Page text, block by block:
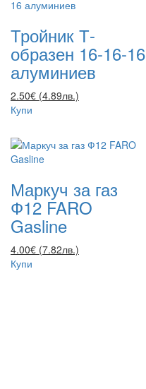
Тройник Т-
образен 16-16-16
алуминиев
2.50€ (4.89лв.)
Купи
Маркуч за газ
Ф12 FARO
Gasline
4.00€ (7.82лв.)
Купи